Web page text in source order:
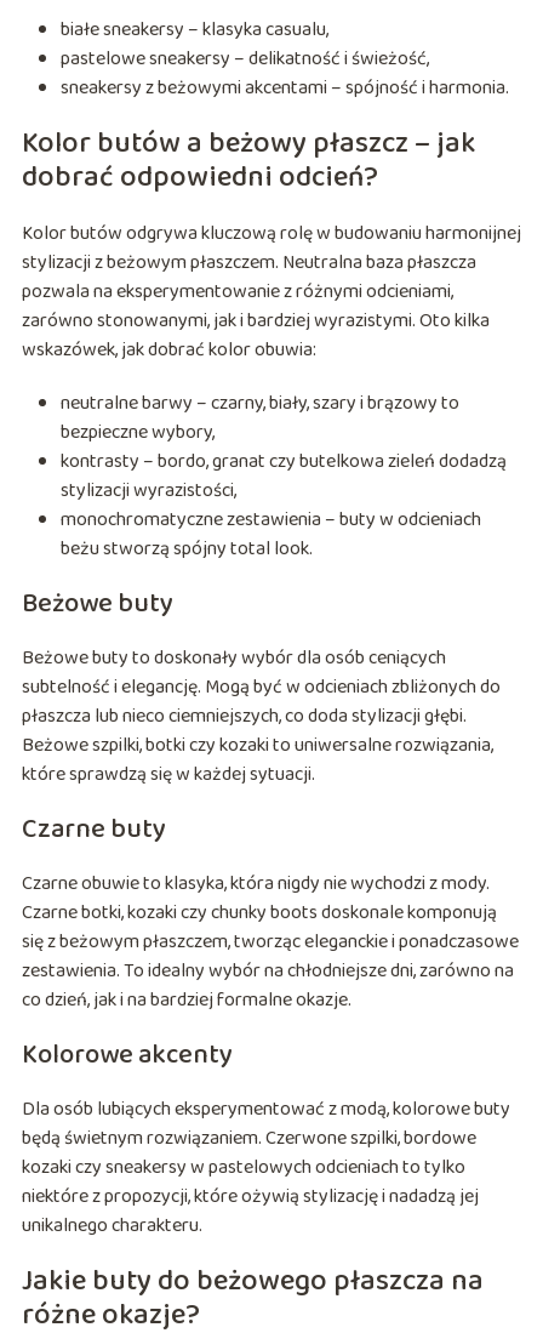
białe sneakersy – klasyka casualu,
pastelowe sneakersy – delikatność i świeżość,
sneakersy z beżowymi akcentami – spójność i harmonia.
Kolor butów a beżowy płaszcz – jak
dobrać odpowiedni odcień?
Kolor butów odgrywa kluczową rolę w budowaniu harmonijnej
stylizacji z beżowym płaszczem. Neutralna baza płaszcza
pozwala na eksperymentowanie z różnymi odcieniami,
zarówno stonowanymi, jak i bardziej wyrazistymi. Oto kilka
wskazówek, jak dobrać kolor obuwia:
neutralne barwy – czarny, biały, szary i brązowy to
bezpieczne wybory,
kontrasty – bordo, granat czy butelkowa zieleń dodadzą
stylizacji wyrazistości,
monochromatyczne zestawienia – buty w odcieniach
beżu stworzą spójny total look.
Beżowe buty
Beżowe buty to doskonały wybór dla osób ceniących
subtelność i elegancję. Mogą być w odcieniach zbliżonych do
płaszcza lub nieco ciemniejszych, co doda stylizacji głębi.
Beżowe szpilki, botki czy kozaki to uniwersalne rozwiązania,
które sprawdzą się w każdej sytuacji.
Czarne buty
Czarne obuwie to klasyka, która nigdy nie wychodzi z mody.
Czarne botki, kozaki czy chunky boots doskonale komponują
się z beżowym płaszczem, tworząc eleganckie i ponadczasowe
zestawienia. To idealny wybór na chłodniejsze dni, zarówno na
co dzień, jak i na bardziej formalne okazje.
Kolorowe akcenty
Dla osób lubiących eksperymentować z modą, kolorowe buty
będą świetnym rozwiązaniem. Czerwone szpilki, bordowe
kozaki czy sneakersy w pastelowych odcieniach to tylko
niektóre z propozycji, które ożywią stylizację i nadadzą jej
unikalnego charakteru.
Jakie buty do beżowego płaszcza na
różne okazje?